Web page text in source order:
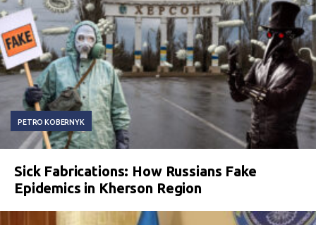
PETRO KOBERNYK
Sick Fabrications: How Russians Fake
Epidemics in Kherson Region